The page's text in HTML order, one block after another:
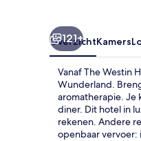
121+
OverzichtKamers
Vanaf The Westin
Wunderland.
aromatherapie. Je
diner. Dit hotel in
rekenen. Andere
openbaar vervoer: